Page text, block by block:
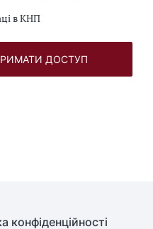
в КНП
ДОСТУП
конфіденційності